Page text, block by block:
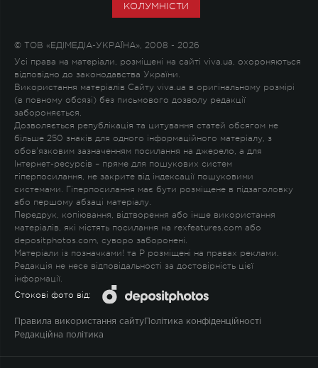
КОЛУМНІСТИ
© ТОВ «ЕДІМЕДІА-УКРАЇНА», 2008 - 2026
Усі права на матеріали, розміщені на сайті viva.ua, охороняються
відповідно до законодавства України.
Використання матеріалів Сайту viva.ua в оригінальному розмірі
(в повному обсязі) без письмового дозволу редакції
забороняється.
Дозволяється републікація та цитування статей обсягом не
більше 250 знаків для одного інформаційного матеріалу, з
обов'язковим зазначенням посилання на джерело, а для
Інтернет-ресурсів – пряме для пошукових систем
гіперпосилання, не закрите від індексації пошуковими
системами. Гіперпосилання має бути розміщене в підзаголовку
або першому абзаці матеріалу.
Передрук, копіювання, відтворення або інше використання
матеріалів, які містять посилання на rexfeatures.com або
depositphotos.com, суворо заборонені.
Матеріали із позначками! та P розміщені на правах реклами.
Редакція не несе відповідальності за достовірність цієї
інформації.
Стокові фото від:
Правила використання сайту Політика конфіденційності
Редакційна політика